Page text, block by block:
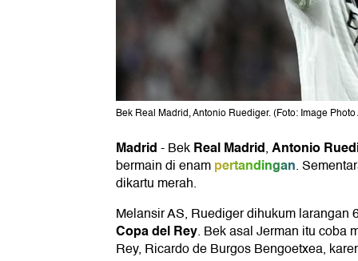
Bek Real Madrid, Antonio Ruediger. (Foto: Image
Madrid-BekReal Madrid,Antonio
bermain di enampertandingan.
dikartu merah.
Melansir AS, Ruediger dihukum larangan
Copa del Rey. Bek asal Jerman itu coba
Rey, Ricardo de Burgos Bengoetxea,